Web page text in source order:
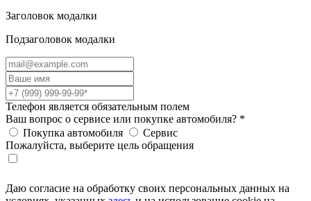
Заголовок модалки
Подзаголовок модалки
Телефон является обязательным полем
Ваш вопрос о сервисе или покупке автомобиля? *
Покупка автомобиля
Сервис
Пожалуйста, выберите цель обращения
Даю согласие на обработку своих персональных данных на